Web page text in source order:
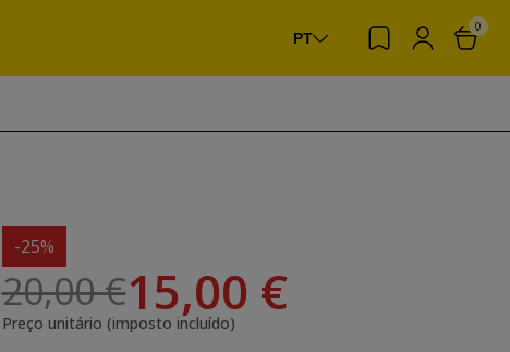
PT
0
-25%
20,00 €15,00 €
Preço unitário (imposto incluído)